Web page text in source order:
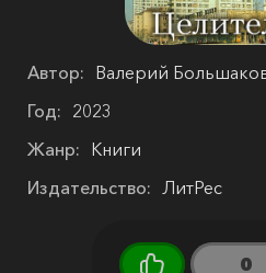
Автор: Валерий
Год: 2023
Жанр: Книги
Издательство: ЛитРес
0